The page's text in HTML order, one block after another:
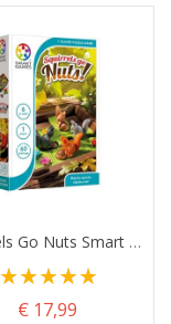
Squirrels Go Nuts Smart Games
Waardering:
100%€ 17,99